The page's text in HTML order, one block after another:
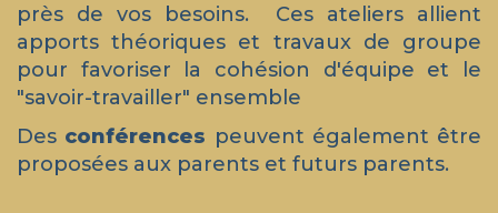
près de vos besoins. Ces ateliers allient
apports théoriques et travaux de groupe
pour favoriser la cohésion d'équipe et le
"savoir-travailler" ensemble
Des conférences peuvent également être
proposées aux parents et futurs parents.